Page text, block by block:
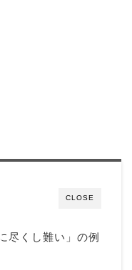
CLOSE
尽くし難い」の例